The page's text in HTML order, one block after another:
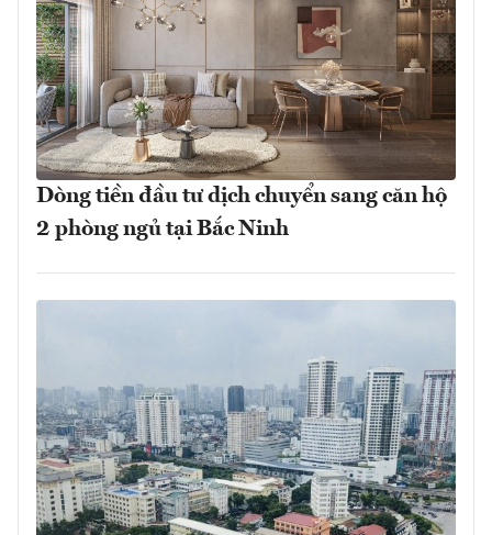
Dòng tiền đầu tư dịch chuyển sang căn hộ
2 phòng ngủ tại Bắc Ninh